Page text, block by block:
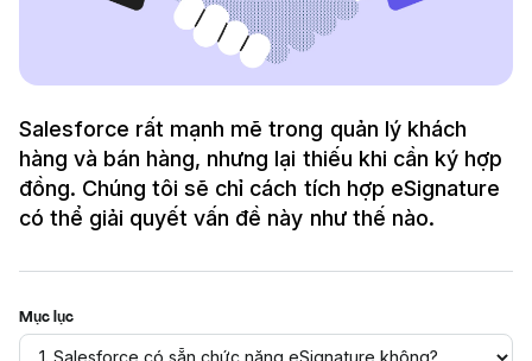
Salesforce rất mạnh mẽ trong quản lý khách
hàng và bán hàng, nhưng lại thiếu khi cần ký hợp
đồng. Chúng tôi sẽ chỉ cách tích hợp eSignature
có thể giải quyết vấn đề này như thế nào.
Mục lục